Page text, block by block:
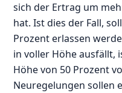
sich der Ertrag um
hat. Ist dies der Fall,
Prozent erlassen
in voller Höhe ausfällt,
Höhe von 50 Prozent
Neuregelungen sollen